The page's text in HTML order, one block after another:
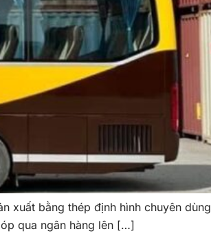
xuất bằng thép định hình chuyên dùng
qua ngân hàng lên […]